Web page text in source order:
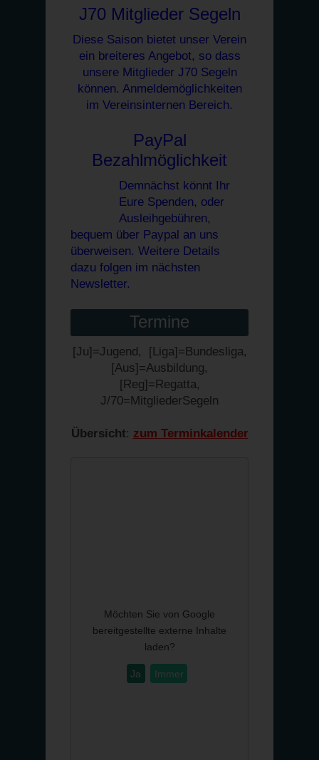
J70 Mitglieder Segeln
Diese Saison bietet unser Verein
ein breiteres Angebot, so dass
unsere Mitglieder J70 Segeln
können. Anmeldemöglichkeiten
im Vereinsinternen Bereich.
PayPal
Bezahlmöglichkeit
Demnächst könnt Ihr
Eure Spenden, oder
Ausleihgebühren,
bequem über Paypal an uns
überweisen. Weitere Details
dazu folgen im nächsten
Newsletter.
Termine
[Ju]=Jugend, [Liga]=Bundesliga,
[Aus]=Ausbildung,
[Reg]=Regatta,
J/70=MitgliederSegeln
Übersicht: zum Terminkalender
Möchten Sie von Google
bereitgestellte externe Inhalte
laden?
Ja Immer